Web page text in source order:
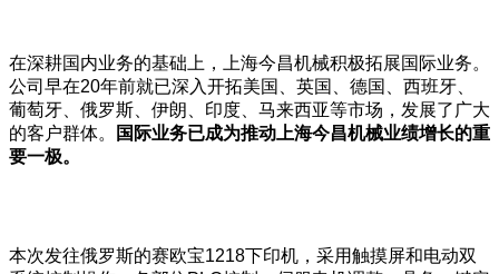
在深耕国内业务的基础上，上海今昌机械积极拓展国际业务。
公司早在20年前就已深入开拓美国、英国、德国、西班牙、
葡萄牙、俄罗斯、伊朗、印度、马来西亚等市场，发展了广大
的客户群体。
国际业务已成为推动上海今昌机械业绩增长的重
要一极。
本次发往俄罗斯的赛欧宝1218下印机，采用触摸屏和电动双